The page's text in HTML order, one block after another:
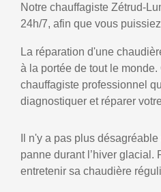
Notre chauffagiste Zétrud-
24h/7, afin que vous
La réparation d'une
à la portée de tout le
chauffagiste professionnel
diagnostiquer et réparer
Il n'y a pas plus
panne durant l’hiver glacial.
entretenir sa chaudière